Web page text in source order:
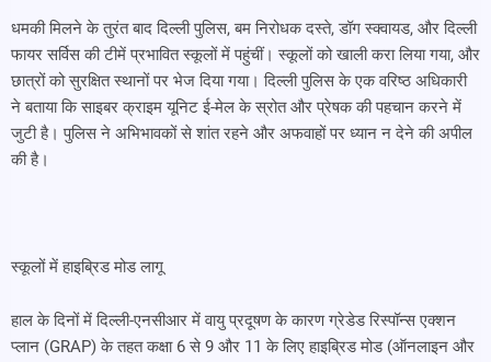
धमकी मिलने के तुरंत बाद दिल्ली पुलिस, बम निरोधक दस्ते, डॉग स्क्वायड, और दिल्ली
फायर सर्विस की टीमें प्रभावित स्कूलों में पहुंचीं। स्कूलों को खाली करा लिया गया, और
छात्रों को सुरक्षित स्थानों पर भेज दिया गया। दिल्ली पुलिस के एक वरिष्ठ अधिकारी
ने बताया कि साइबर क्राइम यूनिट ई-मेल के स्रोत और प्रेषक की पहचान करने में
जुटी है। पुलिस ने अभिभावकों से शांत रहने और अफवाहों पर ध्यान न देने की अपील
की है।
स्कूलों में हाइब्रिड मोड लागू
हाल के दिनों में दिल्ली-एनसीआर में वायु प्रदूषण के कारण ग्रेडेड रिस्पॉन्स एक्शन
प्लान (GRAP) के तहत कक्षा 6 से 9 और 11 के लिए हाइब्रिड मोड (ऑनलाइन और